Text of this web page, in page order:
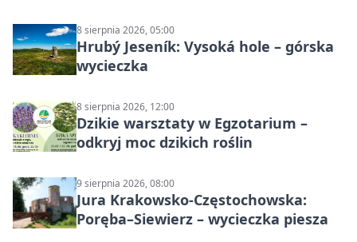
8 sierpnia 2026, 05:00
Hrubý Jeseník: Vysoká hole – górska
wycieczka
8 sierpnia 2026, 12:00
Dzikie warsztaty w Egzotarium –
odkryj moc dzikich roślin
9 sierpnia 2026, 08:00
Jura Krakowsko-Częstochowska:
Poręba–Siewierz – wycieczka piesza